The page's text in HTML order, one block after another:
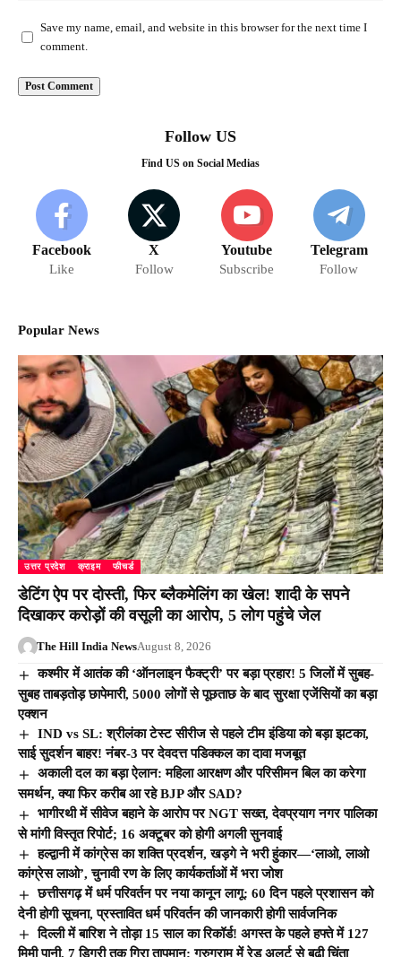
Save my name, email, and website in this browser for the next time I
comment.
Follow US
Find US on Social Medias
Facebook
Like
X
Follow
Youtube
Subscribe
Telegram
Follow
Popular News
उत्तर प्रदेश क्राइम फीचर्ड
डेटिंग ऐप पर दोस्ती, फिर ब्लैकमेलिंग का खेल! शादी के सपने
दिखाकर करोड़ों की वसूली का आरोप, 5 लोग पहुंचे जेल
The Hill India NewsAugust 8, 2026
कश्मीर में आतंक की ‘ऑनलाइन फैक्ट्री’ पर बड़ा प्रहार! 5 जिलों में सुबह-
सुबह ताबड़तोड़ छापेमारी, 5000 लोगों से पूछताछ के बाद सुरक्षा एजेंसियों का बड़ा
एक्शन
IND vs SL: श्रीलंका टेस्ट सीरीज से पहले टीम इंडिया को बड़ा झटका,
साई सुदर्शन बाहर! नंबर-3 पर देवदत्त पडिक्कल का दावा मजबूत
अकाली दल का बड़ा ऐलान: महिला आरक्षण और परिसीमन बिल का करेगा
समर्थन, क्या फिर करीब आ रहे BJP और SAD?
भागीरथी में सीवेज बहाने के आरोप पर NGT सख्त, देवप्रयाग नगर पालिका
से मांगी विस्तृत रिपोर्ट; 16 अक्टूबर को होगी अगली सुनवाई
हल्द्वानी में कांग्रेस का शक्ति प्रदर्शन, खड़गे ने भरी हुंकार—‘लाओ, लाओ
कांग्रेस लाओ’, चुनावी रण के लिए कार्यकर्ताओं में भरा जोश
छत्तीसगढ़ में धर्म परिवर्तन पर नया कानून लागू: 60 दिन पहले प्रशासन को
देनी होगी सूचना, प्रस्तावित धर्म परिवर्तन की जानकारी होगी सार्वजनिक
दिल्ली में बारिश ने तोड़ा 15 साल का रिकॉर्ड! अगस्त के पहले हफ्ते में 127
मिमी पानी, 7 डिग्री तक गिरा तापमान; गुरुग्राम में रेड अलर्ट से बढ़ी चिंता